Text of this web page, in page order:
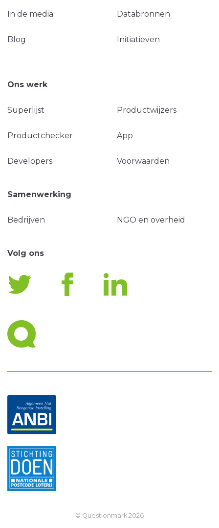
In de media Databronnen
Blog Initiatieven
Ons werk
Superlijst Productwijzers
Productchecker App
Developers Voorwaarden
Samenwerking
Bedrijven NGO en overheid
Volg ons
© Questionmark 2026